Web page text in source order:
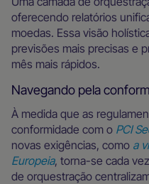
oferecendo relatórios
moedas. Essa visão
previsões mais precisas e
mês mais rápidos.
Navegando pela
À medida que as
conformidade com o PCI
novas exigências, como a
Europeia, torna-se cada
de orquestração